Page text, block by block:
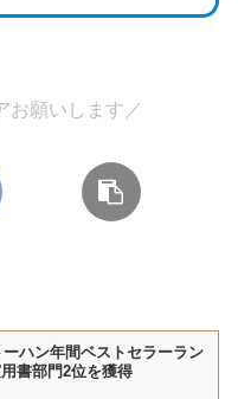
お願いします／
ハン年間ベストセラーラン
書部門2位を獲得